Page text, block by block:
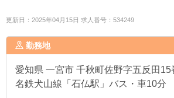
更新日：2025年04月15日 求人番号：534249
勤務地
愛知県 一宮市 千秋町佐野字五反田15
名鉄犬山線「石仏駅」バス・車10分